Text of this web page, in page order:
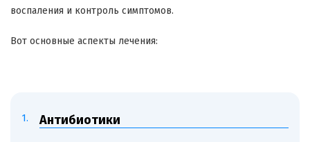
воспаления и контроль симптомов.
Вот основные аспекты лечения:
Антибиотики